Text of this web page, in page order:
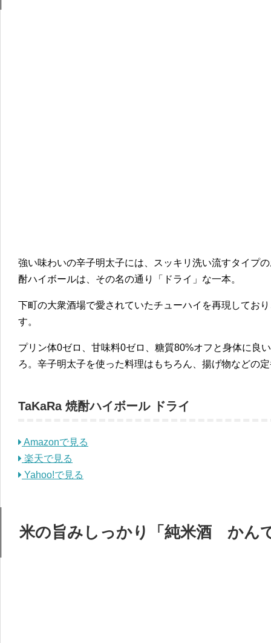
強い味わいの辛子明太子には、スッキリ洗い流すタイプ
酎ハイボールは、その名の通り「ドライ」な一本。
下町の大衆酒場で愛されていたチューハイを再現してお
す。
プリン体0ゼロ、甘味料0ゼロ、糖質80%オフと身体に良
ろ。辛子明太子を使った料理はもちろん、揚げ物などの
TaKaRa 焼酎ハイボール ドライ
Amazonで見る
楽天で見る
Yahoo!で見る
米の旨みしっかり「純米酒 かん